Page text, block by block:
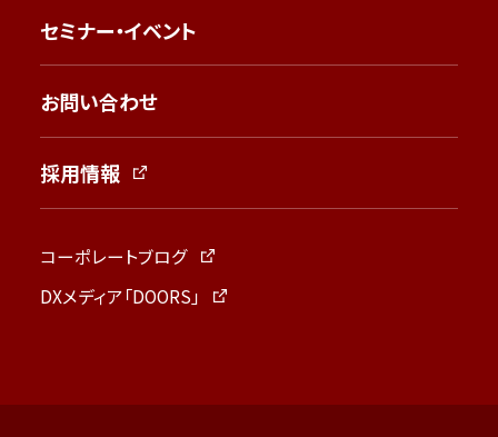
セミナー・イベント
お問い合わせ
採用情報
コーポレートブログ
DXメディア「DOORS」